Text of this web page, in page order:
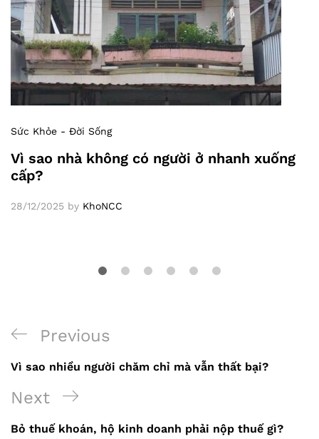
Sức Khỏe - Đời Sống
Vì sao nhà không có người ở nhanh xuống
cấp?
28/12/2025 by KhoNCC
hướng
bài
viết
Previous
Post
Previous
Vì sao nhiều người chăm chỉ mà vẫn thất bại?
Next
Post
Next
Bỏ thuế khoán, hộ kinh doanh phải nộp thuế gì?